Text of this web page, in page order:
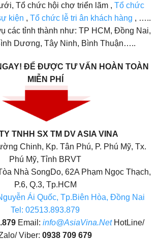
Tổ chức hội chợ triển lãm , Tổ chức
kiện , Tổ chức lễ tri ân khách hàng , …..
các tỉnh thành như: TP HCM, Đồng Nai,
Dương, Tây Ninh, Bình Thuận…..
ĐỂ ĐƯỢC TƯ VẤN HOÀN TOÀN
MIỄN PHÍ
TNHH SX TM DV ASIA VINA
Chinh, Kp. Tân Phú, P. Phú Mỹ, Tx.
Phú Mỹ, Tỉnh BRVT
Nhà SongDo, 62A Phạm Ngọc Thạch,
P.6, Q.3, Tp.HCM
Ái Quốc, Tp.Biên Hòa, Đồng Nai
Tel: 02513.893.879
Email: info@AsiaVina.NetHotLine/
Viber: 0938 709 679